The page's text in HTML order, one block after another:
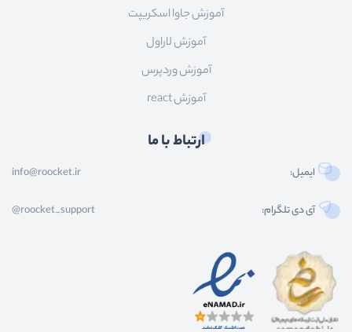
آموزش جاوا اسکریپت
آموزش لاراول
آموزش وردپرس
آموزش react
ارتباط با ما
ایمیل: info@roocket.ir
آی دی تلگرام: @roocket_support